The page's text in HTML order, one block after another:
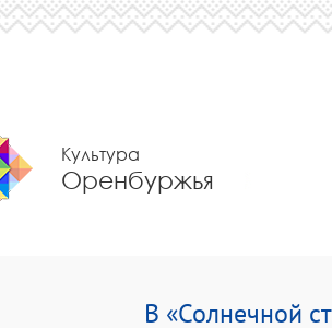
Культура
Оренбуржья
В «Солнечной